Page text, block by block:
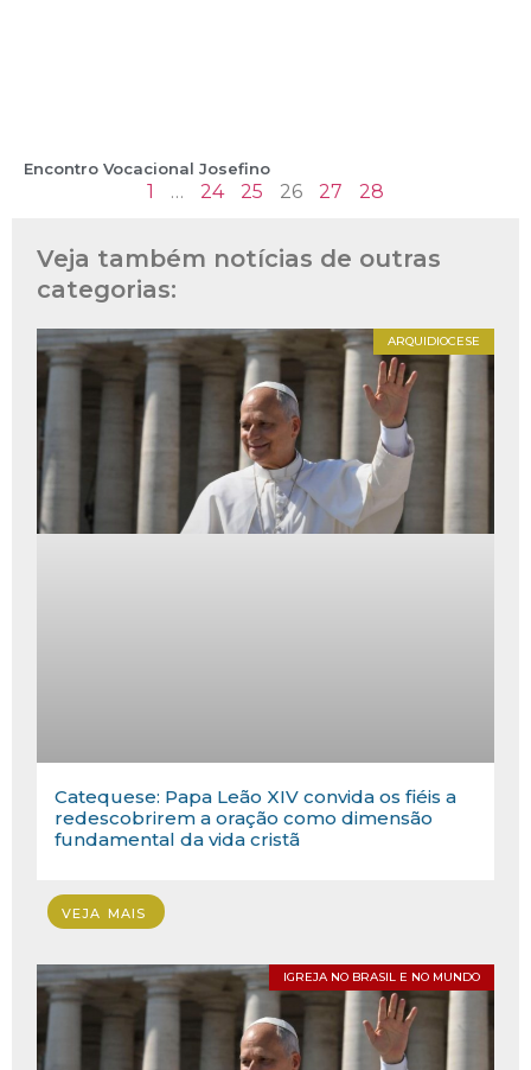
Encontro Vocacional Josefino
1 … 24 25 26 27 28
Veja também notícias de outras
categorias:
ARQUIDIOCESE
Catequese: Papa Leão XIV convida os fiéis a
redescobrirem a oração como dimensão
fundamental da vida cristã
VEJA MAIS
IGREJA NO BRASIL E NO MUNDO